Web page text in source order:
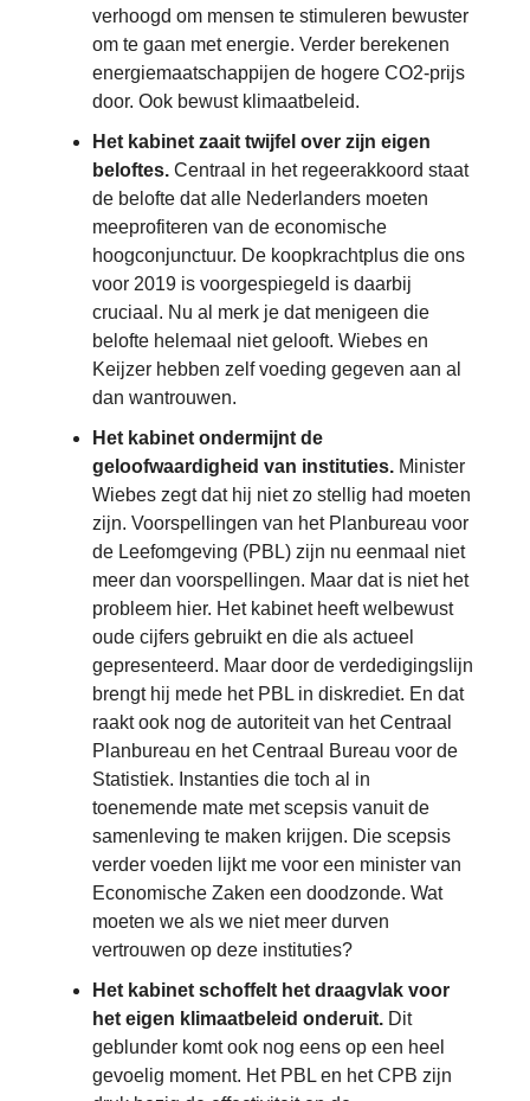
verhoogd om mensen te stimuleren bewuster
om te gaan met energie. Verder berekenen
energiemaatschappijen de hogere CO2-prijs
door. Ook bewust klimaatbeleid.
Het kabinet zaait twijfel over zijn eigen
beloftes. Centraal in het regeerakkoord staat
de belofte dat alle Nederlanders moeten
meeprofiteren van de economische
hoogconjunctuur. De koopkrachtplus die ons
voor 2019 is voorgespiegeld is daarbij
cruciaal. Nu al merk je dat menigeen die
belofte helemaal niet gelooft. Wiebes en
Keijzer hebben zelf voeding gegeven aan al
dan wantrouwen.
Het kabinet ondermijnt de
geloofwaardigheid van instituties. Minister
Wiebes zegt dat hij niet zo stellig had moeten
zijn. Voorspellingen van het Planbureau voor
de Leefomgeving (PBL) zijn nu eenmaal niet
meer dan voorspellingen. Maar dat is niet het
probleem hier. Het kabinet heeft welbewust
oude cijfers gebruikt en die als actueel
gepresenteerd. Maar door de verdedigingslijn
brengt hij mede het PBL in diskrediet. En dat
raakt ook nog de autoriteit van het Centraal
Planbureau en het Centraal Bureau voor de
Statistiek. Instanties die toch al in
toenemende mate met scepsis vanuit de
samenleving te maken krijgen. Die scepsis
verder voeden lijkt me voor een minister van
Economische Zaken een doodzonde. Wat
moeten we als we niet meer durven
vertrouwen op deze instituties?
Het kabinet schoffelt het draagvlak voor
het eigen klimaatbeleid onderuit. Dit
geblunder komt ook nog eens op een heel
gevoelig moment. Het PBL en het CPB zijn